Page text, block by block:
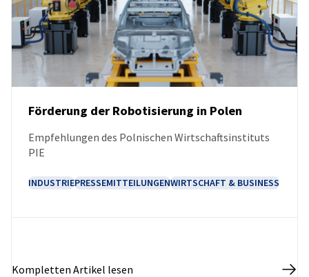
NEUIGKEITEN
Förderung der Robotisierung in Polen
Empfehlungen des Polnischen Wirtschaftsinstituts
PIE
INDUSTRIEPRESSEMITTEILUNGENWIRTSCHAFT & BUSINESS
Kompletten Artikel lesen